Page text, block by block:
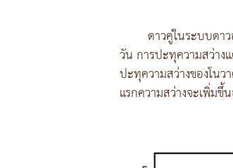
ดาวคู่ในระบบดา
วัน การปะทุความสว่า
ปะทุความสว่างของโน
แรกความสว่างจะเพิ่มขึ้